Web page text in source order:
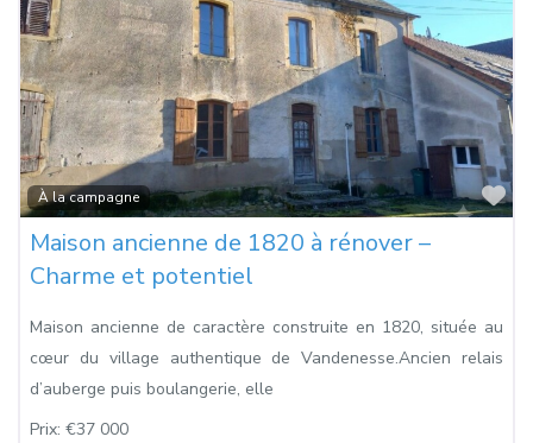
À la campagne
Maison ancienne de 1820 à rénover –
Charme et potentiel
Maison ancienne de caractère construite en 1820, située au
cœur du village authentique de Vandenesse.Ancien relais
d’auberge puis boulangerie, elle
Prix: €37 000